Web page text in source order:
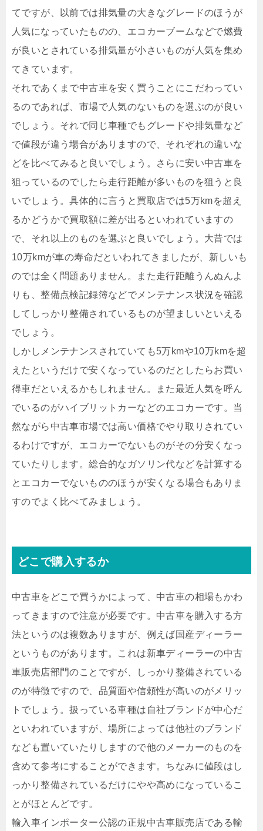
てですが、以前では排気量の大きなグレードのほうが
人気になっていたものの、エコカーブームなどで燃費
が良いとされている排気量が小さいものが人気を集め
てきています。
それであくまで中古車を安く買うことにこだわってい
るのであれば、市場で人気のないものを選ぶのが良い
でしょう。それで同じ車種でもグレードや排気量など
で値段が違う場合がありますので、それぞれの違いな
どを比べてみると良いでしょう。さらに安い中古車を
狙っているのでしたら走行距離が多いものを狙うと良
いでしょう。具体的に言うと買取店では5万kmを超え
るかどうかで買取額に差が出るといわれていますの
で、それ以上のものを選ぶと良いでしょう。大昔では
10万kmが車の寿命だといわれてきましたが、新しいも
のでは全く問題ありません。また走行距離うんぬんよ
りも、整備点検記録簿などでメンテナンス状況を確認
してしっかり整備されているものが望ましいといえる
でしょう。
しかしメンテナンスされていても5万kmや10万kmを超
えたというだけで安くなっているのだとしたらお買い
得車だといえるかもしれません。また最近人気を呼ん
でいるのがハイブリットカーなどのエコカーです。当
然ながら中古車市場では高い価格でやり取りされてい
るわけですが、エコカーでないものがその分安くなっ
ていたりします。総合的なガソリン代などを計算する
とエコカーでないもののほうが安くなる場合もありま
すのでよく比べてみましょう。
どこで購入するか
中古車をどこで買うかによって、中古車の相場もかわ
ってきますので注意が必要です。中古車を購入する方
法というのは複数ありますが、例えば国産ディーラー
というものがあります。これは新車ディーラーの中古
車販売店部門のことですが、しっかり整備されている
のが特徴ですので、品質面や信頼性が高いのがメリッ
トでしょう。扱っている車種は自社ブランドが中心だ
といわれていますが、場所によっては他社のブランド
なども置いていたりしますので他のメーカーのものを
含めて参考にすることができます。ちなみに値段はし
っかり整備されているだけにやや高めになっているこ
とがほとんどです。
輸入車インポーター公認の正規中古車販売店である輸